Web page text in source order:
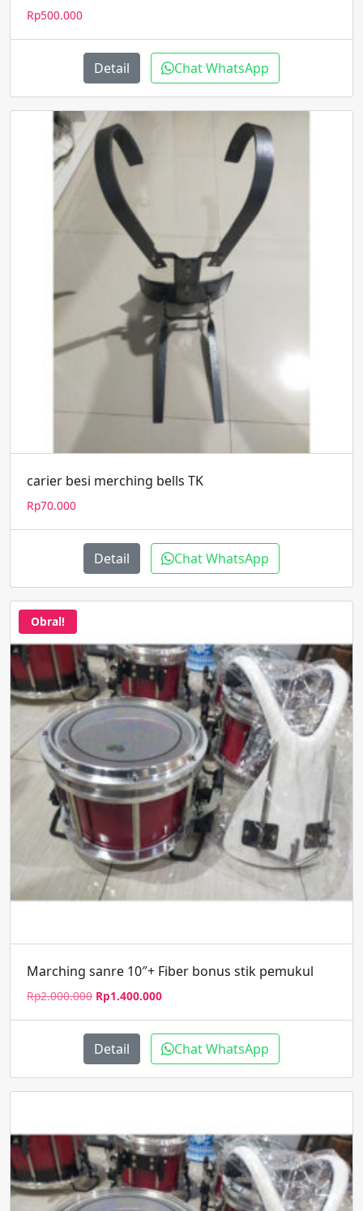
Rp500.000
Detail Chat WhatsApp
carier besi merching bells TK
Rp70.000
Detail Chat WhatsApp
Obral!
Marching sanre 10″+ Fiber bonus stik pemukul
Rp2.000.000 Harga
Rp2.000.000.
Rp1.400.000Harga
adalah:
Rp1.400.000.
Detail Chat WhatsApp